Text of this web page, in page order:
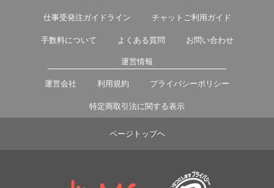
仕事受発注ガイドライン チャットご利用ガイド
手数料について よくある質問 お問い合わせ
運営情報
運営会社 利用規約 プライバシーポリシー
特定商取引法に関する表示
ページトップヘ